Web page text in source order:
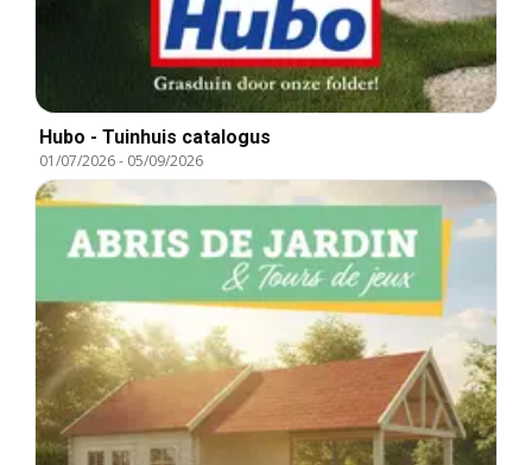
Hubo - Tuinhuis catalogus
01/07/2026- 05/09/2026